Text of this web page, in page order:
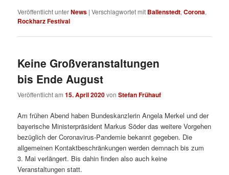
Veröffentlicht unterNews |Verschlagwortet mit Ballenstedt,Corona,
Rockharz Festival
Keine Großveranstaltungen
bis Ende August
Veröffentlicht am15. April 2020vonStefan Frühauf
Am frühen Abend haben Bundeskanzlerin Angela Merkel und der
bayerische Ministerpräsident Markus Söder das weitere Vorgehen
bezüglich der Coronavirus-Pandemie bekannt gegeben. Die
allgemeinen Kontaktbeschränkungen werden demnach bis zum
3. Mai verlängert. Bis dahin finden also auch keine
Veranstaltungen statt.